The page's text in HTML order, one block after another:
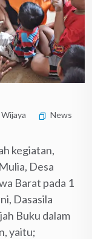
News
kegiatan,
Desa
Barat pada 1
Dasasila
Buku dalam
yaitu;